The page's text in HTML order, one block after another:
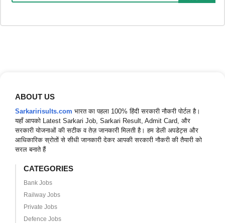
ABOUT US
Sarkaririsults.com भारत का पहला 100% हिंदी सरकारी नौकरी पोर्टल है।
यहाँ आपको Latest Sarkari Job, Sarkari Result, Admit Card, और
सरकारी योजनाओं की सटीक व तेज़ जानकारी मिलती है। हम डेली अपडेट्स और
आधिकारिक स्रोतों से सीधी जानकारी देकर आपकी सरकारी नौकरी की तैयारी को
सरल बनाते हैं
CATEGORIES
Bank Jobs
Railway Jobs
Private Jobs
Defence Jobs